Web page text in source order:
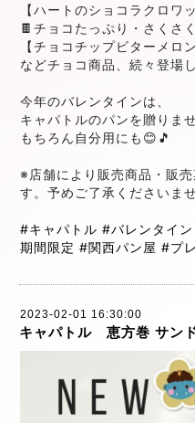
【ハートのショコラクロワ
🍫チョコたっぷり・さくさく
【チョコチップビターメロン
などチョコ商品、続々登場
今年のバレンタインは、
キャパトルのパンを贈りま
もちろん自分用にも😊🎵
※店舗により販売商品・販
す。予めご了承くださいませ
#キャパトル #バレンタイン
期間限定 #関西パン屋 #プ
2023-02-01 16:30:00
キャパトル 恵方巻 サン